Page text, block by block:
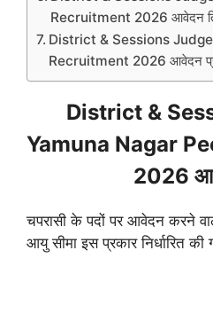
Recruitment 2026 आवेदन
District & Sessions
Recruitment 2026 आवेदन
District &
Yamuna Nagar
2026
चपरासी के पदों पर आवेदन करने
आयु सीमा इस प्रकार निर्धारित की